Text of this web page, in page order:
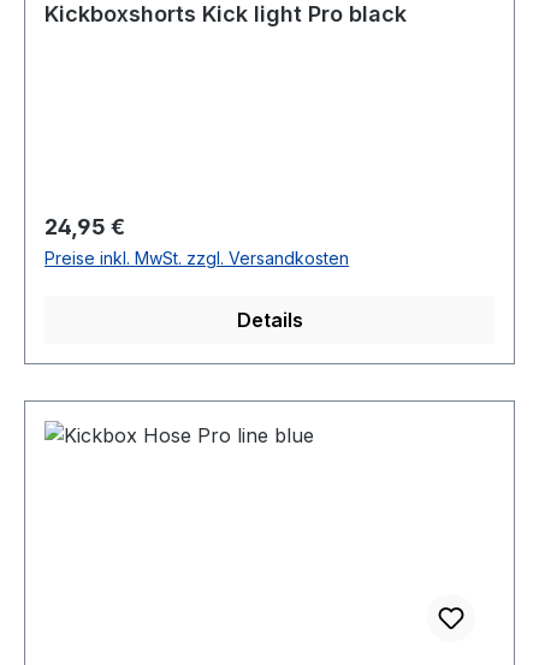
Kickboxshorts Kick light Pro black
Regulärer Preis:
24,95 €
Preise inkl. MwSt. zzgl. Versandkosten
Details